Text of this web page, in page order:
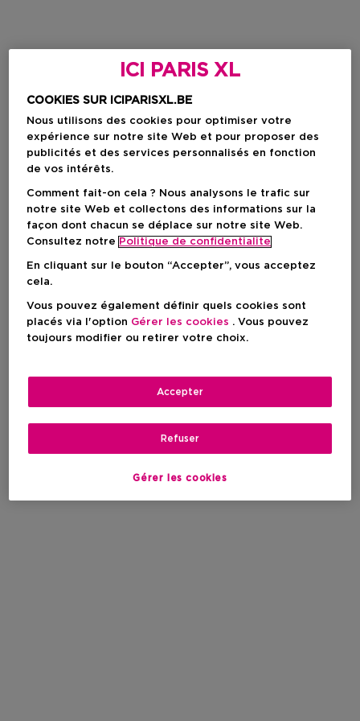
ICI PARIS XL
COOKIES SUR ICIPARISXL.BE
Nous utilisons des cookies pour optimiser votre
expérience sur notre site Web et pour proposer des
publicités et des services personnalisés en fonction
de vos intérêts.
Comment fait-on cela ? Nous analysons le trafic sur
notre site Web et collectons des informations sur la
façon dont chacun se déplace sur notre site Web.
Consultez notre Politique de confidentialite
En cliquant sur le bouton “Accepter”, vous acceptez
cela.
Vous pouvez également définir quels cookies sont
placés via l'option Gérer les cookies . Vous pouvez
toujours modifier ou retirer votre choix.
Gérer les cookies
Refuser
Accepter